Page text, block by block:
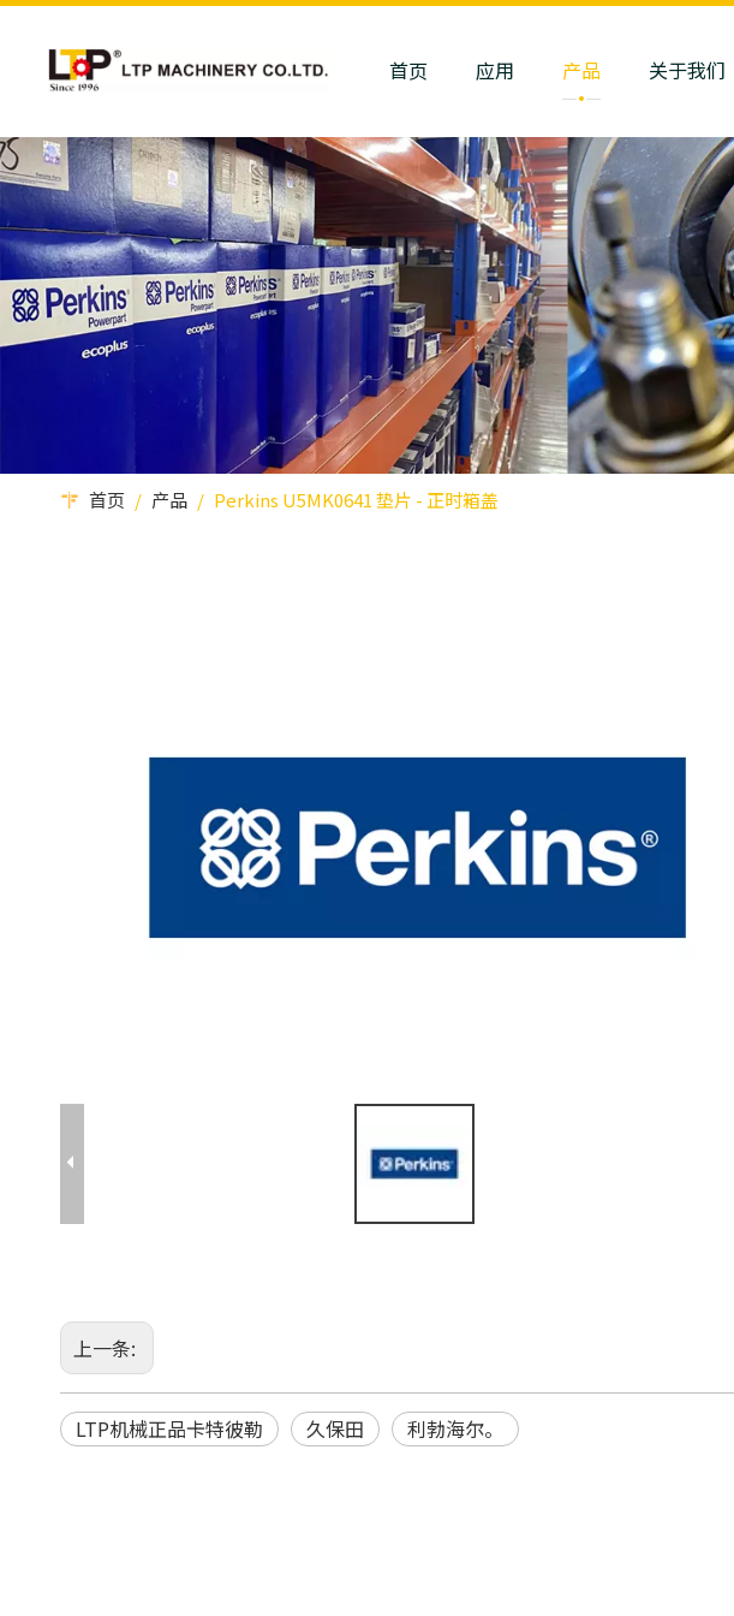
首页 应用 产品 关于我们
首页 / 产品 / Perkins U5MK0641 垫片 - 正时箱盖
上一条:
LTP机械正品卡特彼勒 久保田 利勃海尔。